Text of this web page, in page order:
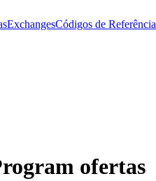
ExchangesCódigos de Referência
ofertas